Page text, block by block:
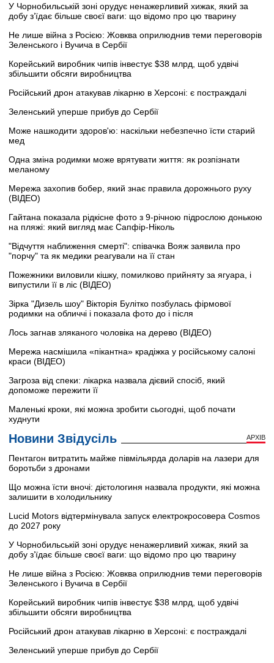
У Чорнобильській зоні орудує ненажерливий хижак, який за
добу з’їдає більше своєї ваги: що відомо про цю тварину
Не лише війна з Росією: Жовква оприлюднив теми переговорів
Зеленського і Вучича в Сербії
Корейський виробник чипів інвестує $38 млрд, щоб удвічі
збільшити обсяги виробництва
Російський дрон атакував лікарню в Херсоні: є постраждалі
Зеленський уперше прибув до Сербії
Може нашкодити здоров'ю: наскільки небезпечно їсти старий
мед
Одна зміна родимки може врятувати життя: як розпізнати
меланому
Мережа захопив бобер, який знає правила дорожнього руху
(ВІДЕО)
Гайтана показала рідкісне фото з 9-річною підрослою донькою
на пляжі: який вигляд має Сапфір-Ніколь
"Відчуття наближення смерті": співачка Вояж заявила про
"порчу" та як медики реагували на її стан
Пожежники виловили кішку, помилково прийняту за ягуара, і
випустили її в ліс (ВІДЕО)
Зірка "Дизель шоу" Вікторія Булітко позбулась фірмової
родимки на обличчі і показала фото до і після
Лось загнав зляканого чоловіка на дерево (ВІДЕО)
Мережа насмішила «пікантна» крадіжка у російському салоні
краси (ВІДЕО)
Загроза від спеки: лікарка назвала дієвий спосіб, який
допоможе пережити її
Маленькі кроки, які можна зробити сьогодні, щоб почати
худнути
Новини Звідусіль АРХІВ
Пентагон витратить майже півмільярда доларів на лазери для
боротьби з дронами
Що можна їсти вночі: дієтологиня назвала продукти, які можна
залишити в холодильнику
Lucid Motors відтермінувала запуск електрокросовера Cosmos
до 2027 року
У Чорнобильській зоні орудує ненажерливий хижак, який за
добу з’їдає більше своєї ваги: що відомо про цю тварину
Не лише війна з Росією: Жовква оприлюднив теми переговорів
Зеленського і Вучича в Сербії
Корейський виробник чипів інвестує $38 млрд, щоб удвічі
збільшити обсяги виробництва
Російський дрон атакував лікарню в Херсоні: є постраждалі
Зеленський уперше прибув до Сербії